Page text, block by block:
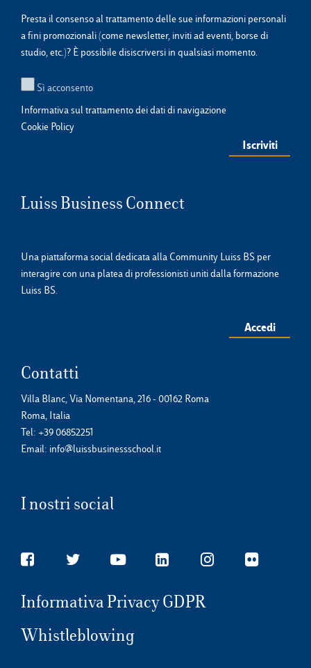
Presta il consenso al trattamento delle sue informazioni personali
a fini promozionali (come newsletter, inviti ad eventi, borse di
studio, etc.)? È possibile disiscriversi in qualsiasi momento.
Sì acconsento
Informativa sul trattamento dei dati di navigazione
Cookie Policy
Luiss Business Connect
Una piattaforma social dedicata alla Community Luiss BS per
interagire con una platea di professionisti uniti dalla formazione
Luiss BS.
Accedi
Contatti
Villa Blanc, Via Nomentana, 216 - 00162 Roma
Roma, Italia
Tel: +39 06852251
Email: info@luissbusinessschool.it
I nostri social
Informativa Privacy GDPR
Whistleblowing